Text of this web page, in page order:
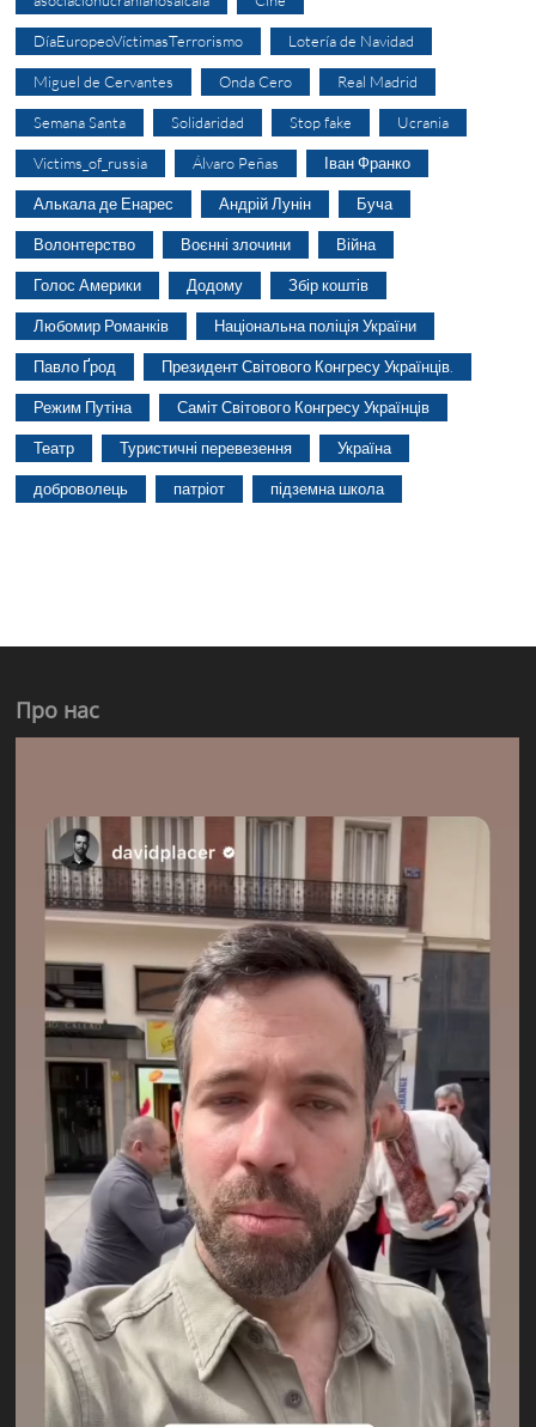
DíaEuropeoVíctimasTerrorismo Lotería de Navidad
Miguel de Cervantes Onda Cero Real Madrid
Semana Santa Solidaridad Stop fake Ucrania
Victims_of_russia Álvaro Peñas Іван Франко
Алькала де Енарес Андрій Лунін Буча
Волонтерство Воєнні злочини Війна
Голос Америки Додому Збір коштів
Любомир Романків Національна поліція України
Павло Ґрод Президент Світового Конгресу Українців.
Режим Путіна Саміт Світового Конгресу Українців
Театр Туристичні перевезення Україна
доброволець патріот підземна школа
Про нас